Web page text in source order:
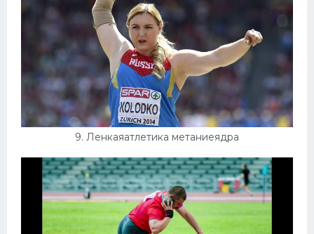
9. Ленкаяатлетика метаниеядра